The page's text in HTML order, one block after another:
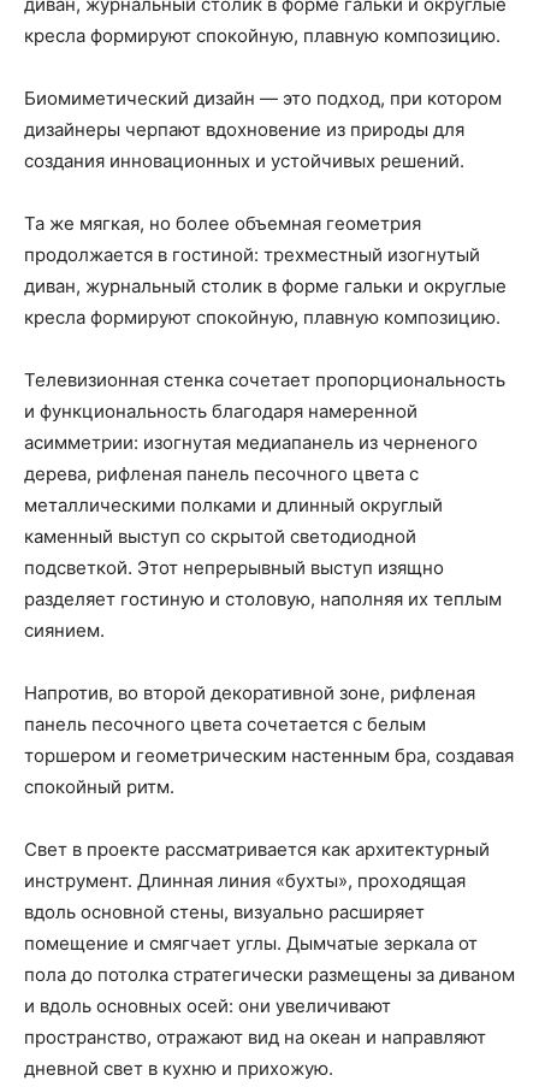
кресла формируют спокойную, плавную композицию.
Биомиметический дизайн — это подход, при котором
дизайнеры черпают вдохновение из природы для
создания инновационных и устойчивых решений.
Та же мягкая, но более объемная геометрия
продолжается в гостиной: трехместный изогнутый
диван, журнальный столик в форме гальки и округлые
кресла формируют спокойную, плавную композицию.
Телевизионная стенка сочетает пропорциональность
и функциональность благодаря намеренной
асимметрии: изогнутая медиапанель из черненого
дерева, рифленая панель песочного цвета с
металлическими полками и длинный округлый
каменный выступ со скрытой светодиодной
подсветкой. Этот непрерывный выступ изящно
разделяет гостиную и столовую, наполняя их теплым
сиянием.
Напротив, во второй декоративной зоне, рифленая
панель песочного цвета сочетается с белым
торшером и геометрическим настенным бра, создавая
спокойный ритм.
Свет в проекте рассматривается как архитектурный
инструмент. Длинная линия «бухты», проходящая
вдоль основной стены, визуально расширяет
помещение и смягчает углы. Дымчатые зеркала от
пола до потолка стратегически размещены за диваном
и вдоль основных осей: они увеличивают
пространство, отражают вид на океан и направляют
дневной свет в кухню и прихожую.